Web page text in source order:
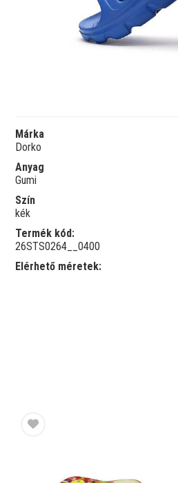
Márka
Dorko
Anyag
Gumi
Szín
kék
Termék kód:
26STS0264__0400
Elérhető méretek: